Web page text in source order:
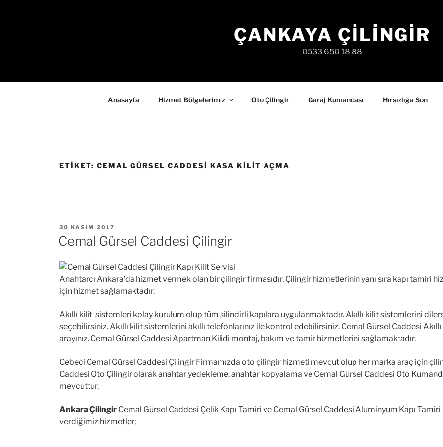
ÇANKAYA ÇILINGIR
0533 650 18 88
Anasayfa Hizmet Bölgelerimiz Oto Çilingir Garaj Kumandası Hırsızlığa Son
ETIKET: CEMAL GÜRSEL CADDESI KASA KILIT AÇMA
YAYIM
TARIHI
30 KASIM 2017
Cemal Gürsel Caddesi Çilingir
Anahtarcı Ankara’da hizmet vermek olan bir çilingir firmasıdır. Çilingir hizmetlerinin yanı sıra kapı tamiri
için hizmet sağlamaktadır.
Akıllı kilit sistemleri kolay kurulum olup tüm silindirli kapılara uygulanmaktadır. Akıllı kilit sistemlerini
seçebilirsiniz. Akıllı kilit sistemlerini akıllı telefonlarınız ile kontrol edebilirsiniz. Cemal Gürsel Caddesi
arayınız. Cemal Gürsel Caddesi Apartman Kilidi montaj, bakım ve tamir hizmetlerini sağlamaktadır.
Cebeci Cemal Gürsel Caddesi Çilingir Firmamızda oto çilingir hizmeti mevcut olup her marka araç için
Caddesi Oto Çilingir olarak anahtar yedekleme, anahtar kopyalama ve Cemal Gürsel Caddesi Oto
mevcuttur.
Ankara Çilingir Cemal Gürsel Caddesi Çelik Kapı Tamiri ve Cemal Gürsel Caddesi Aluminyum Kapı
verdiğimiz hizmetler;